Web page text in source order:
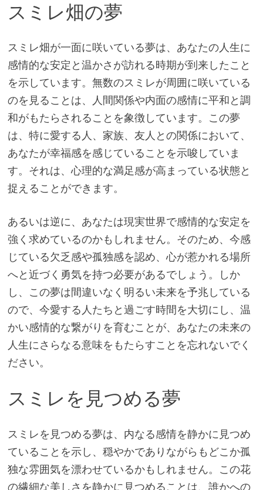
スミレ畑の夢
スミレ畑が一面に咲いている夢は、あなたの人生に
感情的な安定と温かさが訪れる時期が到来したこと
を示しています。無数のスミレが周囲に咲いている
のを見ることは、人間関係や内面の感情に平和と調
和がもたらされることを象徴しています。この夢
は、特に愛する人、家族、友人との関係において、
あなたが幸福感を感じていることを示唆していま
す。それは、心理的な満足感が高まっている状態と
捉えることができます。
あるいは逆に、あなたは現実世界で感情的な安定を
強く求めているのかもしれません。そのため、今感
じている欠乏感や孤独感を認め、心が惹かれる場所
へと近づく勇気を持つ必要があるでしょう。しか
し、この夢は間違いなく明るい未来を予兆している
ので、今愛する人たちと過ごす時間を大切にし、温
かい感情的な繋がりを育むことが、あなたの未来の
人生にさらなる意味をもたらすことを忘れないでく
ださい。
スミレを見つめる夢
スミレを見つめる夢は、内なる感情を静かに見つめ
ていることを示し、穏やかでありながらもどこか孤
独な雰囲気を漂わせているかもしれません。この花
の繊細な美しさを静かに見つめることは、誰かへの